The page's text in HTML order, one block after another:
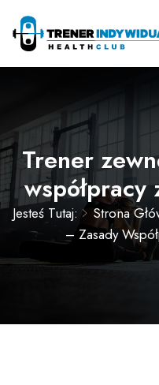
Trener
Jesteś Tutaj: Strona
– Zasady